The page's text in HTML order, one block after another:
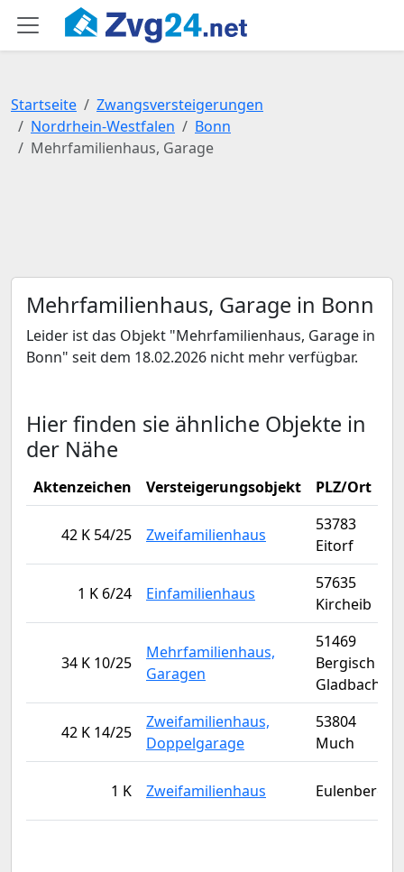
Startseite
Zwangsversteigerungen
Nordrhein-Westfalen
Bonn
Mehrfamilienhaus, Garage
Mehrfamilienhaus, Garage in Bonn
Leider ist das Objekt "Mehrfamilienhaus, Garage in
Bonn" seit dem 18.02.2026 nicht mehr verfügbar.
Hier finden sie ähnliche Objekte in
der Nähe
Aktenzeichen Versteigerungsobjekt PLZ/Ort
42 K 54/25 Zweifamilienhaus
53783
Eitorf
1 K 6/24 Einfamilienhaus
57635
Kircheib
34 K 10/25
Mehrfamilienhaus,
Garagen
51469
Bergisch
Gladbach
42 K 14/25
Zweifamilienhaus,
Doppelgarage
53804
Much
1 K Zweifamilienhaus Eulenberg